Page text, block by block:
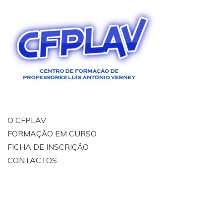
O CFPLAV
FORMAÇÃO EM CURSO
FICHA DE INSCRIÇÃO
CONTACTOS